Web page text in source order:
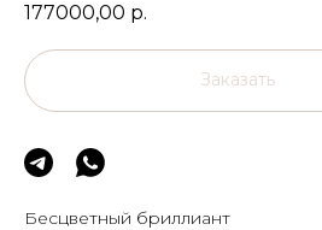
177000,00 р.
Заказать
Бесцветный бриллиант